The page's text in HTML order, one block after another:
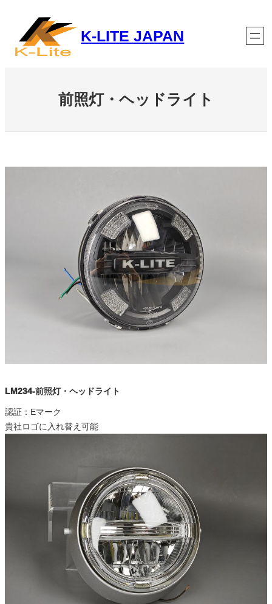
K-LITE JAPAN
前照灯・ヘッドライト
LM234-前照灯・ヘッドライト
認証：Eマーク
貴社ロゴに入れ替え可能